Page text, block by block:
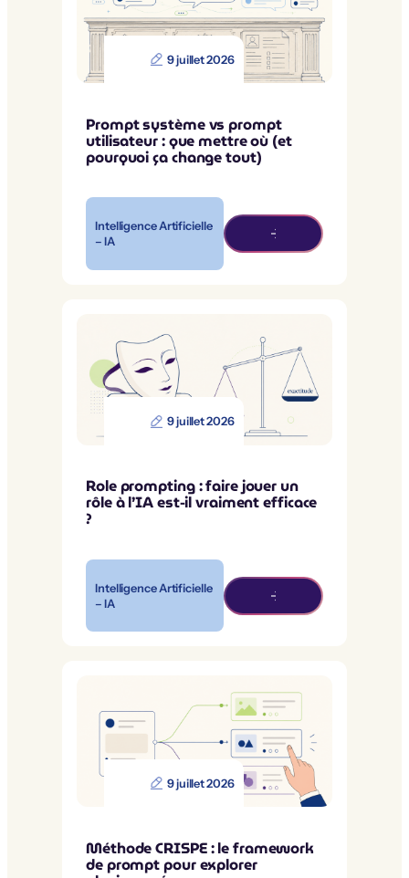
9 juillet 2026
Prompt système vs prompt
utilisateur : que mettre où (et
pourquoi ça change tout)
Intelligence Artificielle
– IA
9 juillet 2026
Role prompting : faire jouer un
rôle à l’IA est-il vraiment efficace
?
Intelligence Artificielle
– IA
9 juillet 2026
Méthode CRISPE : le framework
de prompt pour explorer